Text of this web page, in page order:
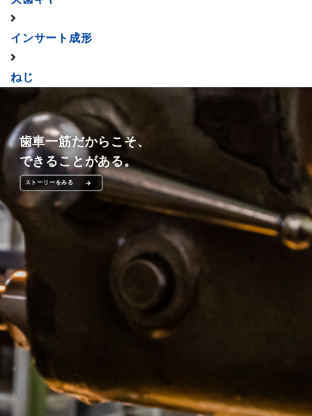
インサート成形
ねじ
歯車一筋だからこそ、
できることがある。
ストーリーをみる